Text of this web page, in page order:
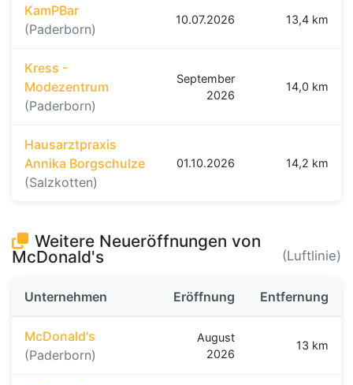
KamPBar
(Paderborn)
10.07.2026 13,4 km
Kress -
Modezentrum
(Paderborn)
September
2026
14,0 km
Hausarztpraxis
Annika Borgschulze
(Salzkotten)
01.10.2026 14,2 km
Weitere Neueröffnungen von
McDonald's
(Luftlinie)
Unternehmen Eröffnung Entfernung
McDonald's
(Paderborn)
August
2026
13 km